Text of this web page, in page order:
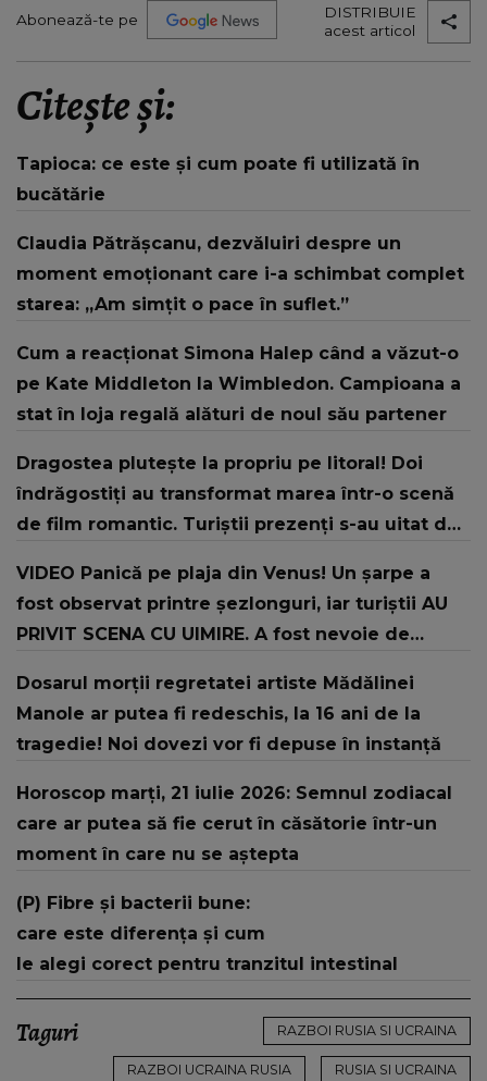
Abonează-te pe
DISTRIBUIE
acest articol
Citește și:
Tapioca: ce este și cum poate fi utilizată în
bucătărie
Claudia Pătrășcanu, dezvăluiri despre un
moment emoționant care i-a schimbat complet
starea: „Am simțit o pace în suflet.”
Cum a reacționat Simona Halep când a văzut-o
pe Kate Middleton la Wimbledon. Campioana a
stat în loja regală alături de noul său partener
Dragostea plutește la propriu pe litoral! Doi
îndrăgostiți au transformat marea într-o scenă
de film romantic. Turiștii prezenți s-au uitat de
VIDEO Panică pe plaja din Venus! Un şarpe a
fost observat printre şezlonguri, iar turiştii AU
PRIVIT SCENA CU UIMIRE. A fost nevoie de
Dosarul morții regretatei artiste Mădălinei
Manole ar putea fi redeschis, la 16 ani de la
tragedie! Noi dovezi vor fi depuse în instanță
Horoscop marți, 21 iulie 2026: Semnul zodiacal
care ar putea să fie cerut în căsătorie într-un
moment în care nu se aștepta
(P) Fibre și bacterii bune:
care este diferența și cum
le alegi corect pentru tranzitul intestinal
Taguri RAZBOI RUSIA SI UCRAINA
RAZBOI UCRAINA RUSIA RUSIA SI UCRAINA